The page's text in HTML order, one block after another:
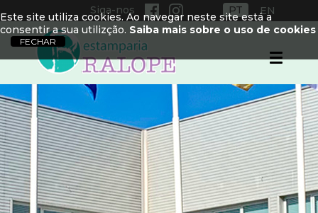
Siga-nos PT EN
Este site utiliza cookies. Ao navegar neste site está a
consentir a sua utilizção. Saiba mais sobre o uso de cookies